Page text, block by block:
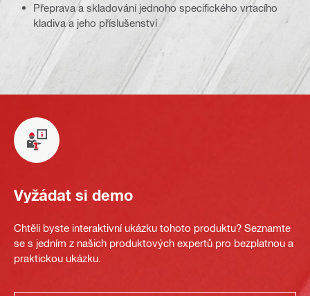
Přeprava a skladování jednoho specifického vrtacího
kladiva a jeho příslušenství
Vyžádat si demo
Chtěli byste interaktivní ukázku tohoto produktu? Seznamte
se s jedním z našich produktových expertů pro bezplatnou a
praktickou ukázku.